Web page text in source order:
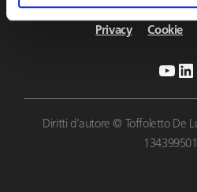
Privacy Cookie
Diritti d'autore © Toffoletto De